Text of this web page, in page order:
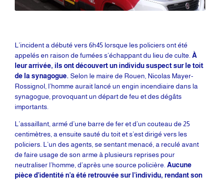
L’incident a débuté vers 6h45 lorsque les policiers ont été
appelés en raison de fumées s’échappant du lieu de culte. À
leur arrivée, ils ont découvert un individu suspect sur le toit
de la synagogue. Selon le maire de Rouen, Nicolas Mayer-
Rossignol, l’homme aurait lancé un engin incendiaire dans la
synagogue, provoquant un départ de feu et des dégâts
importants.
L’assaillant, armé d’une barre de fer et d’un couteau de 25
centimètres, a ensuite sauté du toit et s’est dirigé vers les
policiers. L’un des agents, se sentant menacé, a reculé avant
de faire usage de son arme à plusieurs reprises pour
neutraliser l’homme, d’après une source policière. Aucune
pièce d’identité n’a été retrouvée sur l’individu, rendant son